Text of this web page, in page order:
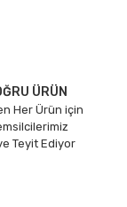
ÜRÜN
Her Ürün için
Teyit Ediyor